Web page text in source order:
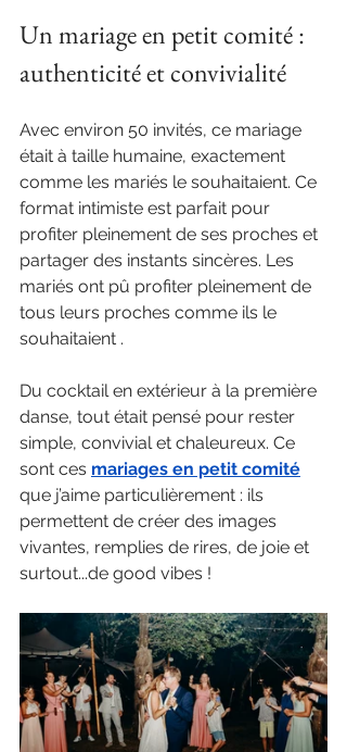
Un mariage en petit comité :
authenticité et convivialité
Avec environ 50 invités, ce mariage
était à taille humaine, exactement
comme les mariés le souhaitaient. Ce
format intimiste est parfait pour
profiter pleinement de ses proches et
partager des instants sincères. Les
mariés ont pû profiter pleinement de
tous leurs proches comme ils le
souhaitaient .
Du cocktail en extérieur à la première
danse, tout était pensé pour rester
simple, convivial et chaleureux. Ce
sont ces mariages en petit comité
que j’aime particulièrement : ils
permettent de créer des images
vivantes, remplies de rires, de joie et
surtout...de good vibes !